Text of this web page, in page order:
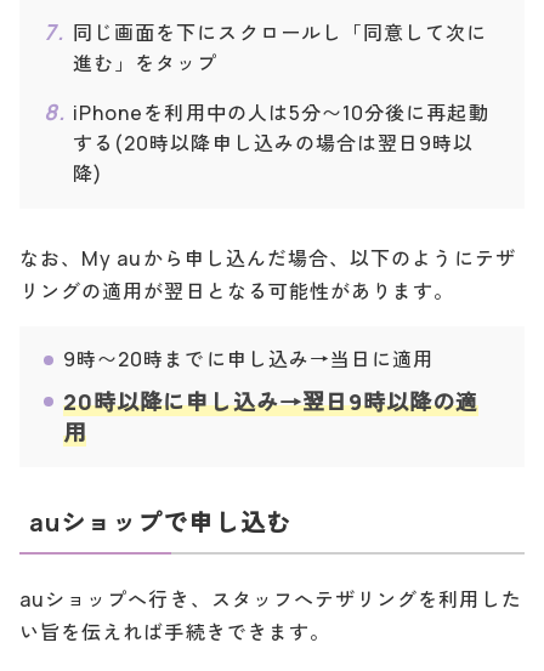
同じ画面を下にスクロールし「同意して次に
進む」をタップ
iPhoneを利用中の人は5分〜10分後に再起動
する(20時以降申し込みの場合は翌日9時以
降)
なお、My auから申し込んだ場合、以下のようにテザ
リングの適用が翌日となる可能性があります。
9時〜20時までに申し込み→当日に適用
20時以降に申し込み→翌日9時以降の適
用
auショップで申し込む
auショップへ行き、スタッフへテザリングを利用した
い旨を伝えれば手続きできます。